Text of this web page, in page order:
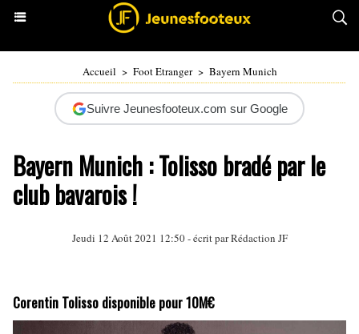
Accueil > Foot Etranger > Bayern Munich
Suivre Jeunesfooteux.com sur Google
Bayern Munich : Tolisso bradé par le
club bavarois !
Jeudi 12 Août 2021 12:50 - écrit par Rédaction JF
Corentin Tolisso disponible pour 10M€